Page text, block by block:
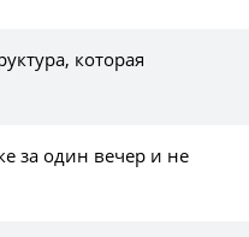
которая
за один вечер и не